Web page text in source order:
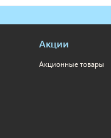
Акции
Акционные товары